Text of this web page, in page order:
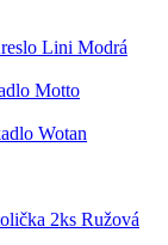
Lini Modrá
Motto
Wotan
2ks Ružová